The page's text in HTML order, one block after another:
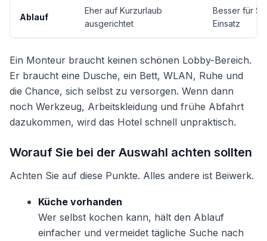
Ablauf
Eher auf Kurzurlaub
ausgerichtet
Besser für
Einsatz
Ein Monteur braucht keinen schönen Lobby-Bereich.
Er braucht eine Dusche, ein Bett, WLAN, Ruhe und
die Chance, sich selbst zu versorgen. Wenn dann
noch Werkzeug, Arbeitskleidung und frühe Abfahrt
dazukommen, wird das Hotel schnell unpraktisch.
Worauf Sie bei der Auswahl achten sollten
Achten Sie auf diese Punkte. Alles andere ist Beiwerk.
Küche vorhanden
Wer selbst kochen kann, hält den Ablauf
einfacher und vermeidet tägliche Suche nach